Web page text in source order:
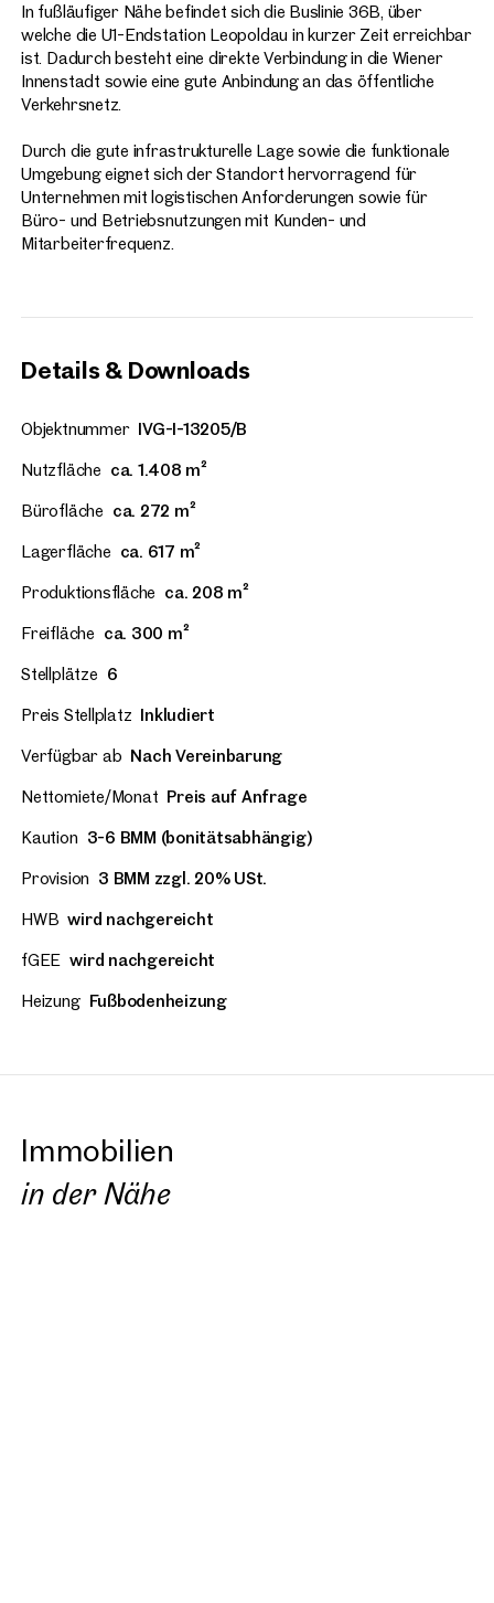
In fußläufiger Nähe befindet sich die Buslinie 36B, über
welche die U1-Endstation Leopoldau in kurzer Zeit erreichbar
ist. Dadurch besteht eine direkte Verbindung in die Wiener
Innenstadt sowie eine gute Anbindung an das öffentliche
Verkehrsnetz.
Durch die gute infrastrukturelle Lage sowie die funktionale
Umgebung eignet sich der Standort hervorragend für
Unternehmen mit logistischen Anforderungen sowie für
Büro- und Betriebsnutzungen mit Kunden- und
Mitarbeiterfrequenz.
Details & Downloads
Objektnummer IVG-I-13205/B
Nutzfläche ca. 1.408 m²
Bürofläche ca. 272 m²
Lagerfläche ca. 617 m²
Produktionsfläche ca. 208 m²
Freifläche ca. 300 m²
Stellplätze 6
Preis Stellplatz Inkludiert
Verfügbar ab Nach Vereinbarung
Nettomiete/Monat Preis auf Anfrage
Kaution 3-6 BMM (bonitätsabhängig)
Provision 3 BMM zzgl. 20% USt.
HWB wird nachgereicht
fGEE wird nachgereicht
Heizung Fußbodenheizung
Immobilien
in der Nähe